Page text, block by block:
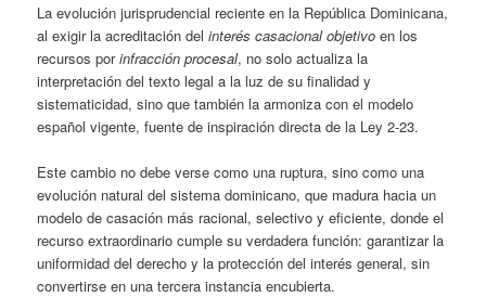
La evolución jurisprudencial reciente en la República Dominicana,
al exigir la acreditación delinterés casacional objetivo en los
recursos porinfracción procesal, no solo actualiza la
interpretación del texto legal a la luz de su finalidad y
sistematicidad, sino que también la armoniza con el modelo
español vigente, fuente de inspiración directa de la Ley 2-23.
Este cambio no debe verse como una ruptura, sino como una
evolución natural del sistema dominicano, que madura hacia un
modelo de casación más racional, selectivo y eficiente, donde el
recurso extraordinario cumple su verdadera función: garantizar la
uniformidad del derecho y la protección del interés general, sin
convertirse en una tercera instancia encubierta.